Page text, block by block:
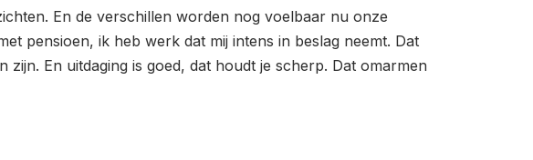
En de verschillen worden nog voelbaar nu onze
pensioen, ik heb werk dat mij intens in beslag neemt. Dat
En uitdaging is goed, dat houdt je scherp. Dat omarmen